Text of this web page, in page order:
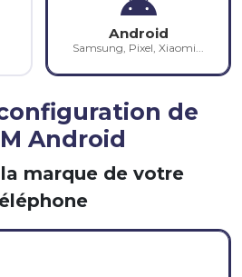
Android
Samsung, Pixel, Xiaomi...
de
Android
marque de votre